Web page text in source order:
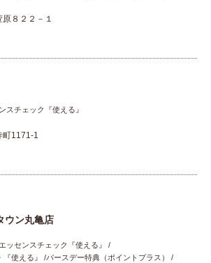
８２２－１
スチェック『使える』
町1171-1
ン丸亀店
エッセンスチェック『使える』
使える』
バースデー特典（ポイントプラス）